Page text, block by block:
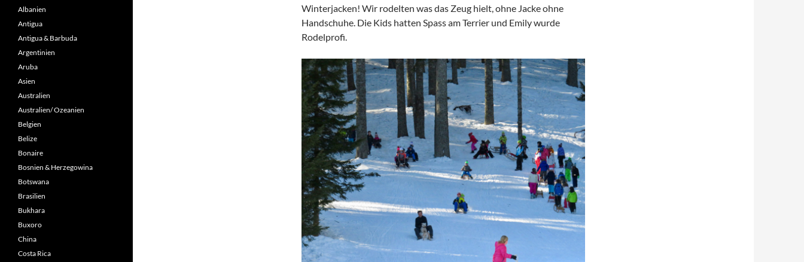
Winterjacken! Wir rodelten was das Zeug hielt, ohne Jacke ohne
Handschuhe. Die Kids hatten Spass am Terrier und Emily wurde
Rodelprofi.
Albanien
Antigua
Antigua & Barbuda
Argentinien
Aruba
Asien
Australien
Australien/ Ozeanien
Belgien
Belize
Bonaire
Bosnien & Herzegowina
Botswana
Brasilien
Bukhara
Buxoro
China
Costa Rica